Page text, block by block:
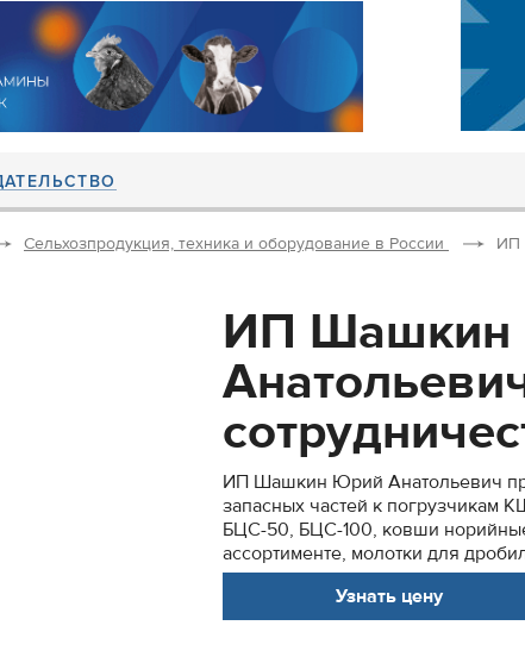
Сельхозпродукция, техника и оборудование в России ИП
ИП Шашкин
ИП Шашкин Юрий Анатольевич
запасных частей к погрузчикам
БЦС-50, БЦС-100, ковши
ассортименте, молотки для
Узнать цену